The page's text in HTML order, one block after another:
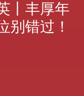
丨丰厚年
别错过！